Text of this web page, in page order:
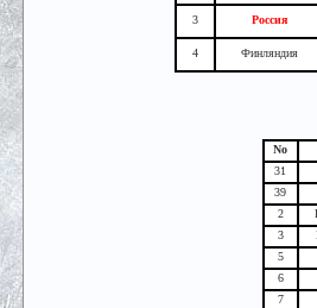
3 Россия
4 Финляндия
No
31
39
2
3
5
6
7